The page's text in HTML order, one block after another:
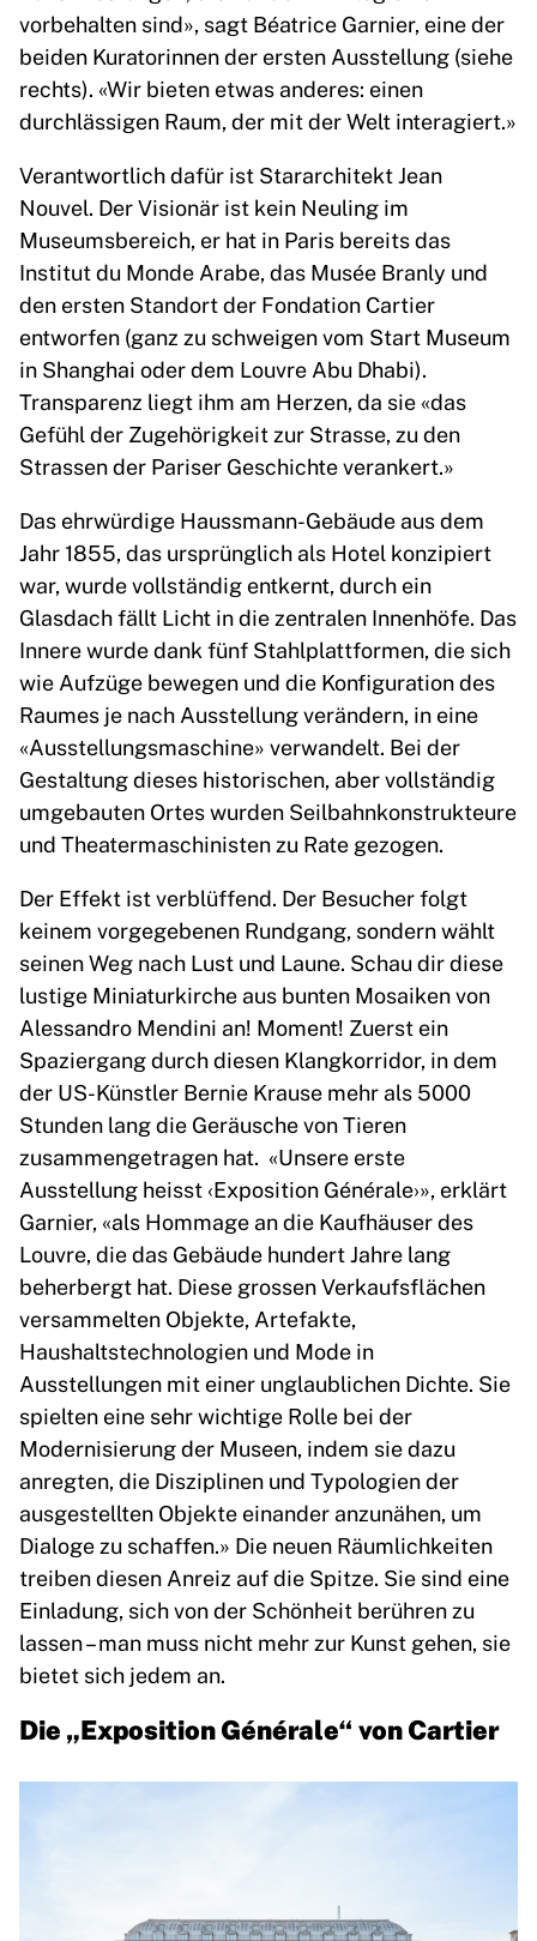
vorbehalten sind», sagt Béatrice Garnier, eine der
beiden Kuratorinnen der ersten Ausstellung (siehe
rechts). «Wir bieten etwas anderes: einen
durchlässigen Raum, der mit der Welt interagiert.»
Verantwortlich dafür ist Stararchitekt Jean
Nouvel. Der Visionär ist kein Neuling im
Museumsbereich, er hat in Paris bereits das
Institut du Monde Arabe, das Musée Branly und
den ersten Standort der Fondation Cartier
entworfen (ganz zu schweigen vom Start Museum
in Shanghai oder dem Louvre Abu Dhabi).
Transparenz liegt ihm am Herzen, da sie «das
Gefühl der Zugehörigkeit zur Strasse, zu den
Strassen der Pariser Geschichte verankert.»
Das ehrwürdige Haussmann-Gebäude aus dem
Jahr 1855, das ursprünglich als Hotel konzipiert
war, wurde vollständig entkernt, durch ein
Glasdach fällt Licht in die zentralen Innenhöfe. Das
Innere wurde dank fünf Stahlplattformen, die sich
wie Aufzüge bewegen und die Konfiguration des
Raumes je nach Ausstellung verändern, in eine
«Ausstellungsmaschine» verwandelt. Bei der
Gestaltung dieses historischen, aber vollständig
umgebauten Ortes wurden Seilbahnkonstrukteure
und Theatermaschinisten zu Rate gezogen.
Der Effekt ist verblüffend. Der Besucher folgt
keinem vorgegebenen Rundgang, sondern wählt
seinen Weg nach Lust und Laune. Schau dir diese
lustige Miniaturkirche aus bunten Mosaiken von
Alessandro Mendini an! Moment! Zuerst ein
Spaziergang durch diesen Klangkorridor, in dem
der US-Künstler Bernie Krause mehr als 5000
Stunden lang die Geräusche von Tieren
zusammengetragen hat. «Unsere erste
Ausstellung heisst ‹Exposition Générale›», erklärt
Garnier, «als Hommage an die Kaufhäuser des
Louvre, die das Gebäude hundert Jahre lang
beherbergt hat. Diese grossen Verkaufsflächen
versammelten Objekte, Artefakte,
Haushaltstechnologien und Mode in
Ausstellungen mit einer unglaublichen Dichte. Sie
spielten eine sehr wichtige Rolle bei der
Modernisierung der Museen, indem sie dazu
anregten, die Disziplinen und Typologien der
ausgestellten Objekte einander anzunähen, um
Dialoge zu schaffen.» Die neuen Räumlichkeiten
treiben diesen Anreiz auf die Spitze. Sie sind eine
Einladung, sich von der Schönheit berühren zu
lassen – man muss nicht mehr zur Kunst gehen, sie
bietet sich jedem an.
Die „Exposition Générale“ von Cartier